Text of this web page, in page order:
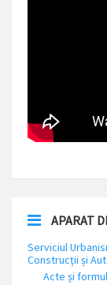
APARAT
Serviciul
Construcții și
Acte și